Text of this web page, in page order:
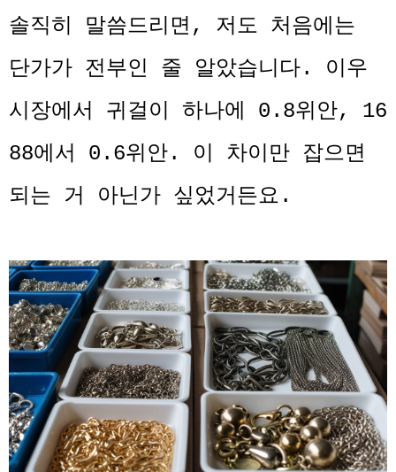
솔직히 말씀드리면, 저도 처음에는
단가가 전부인 줄 알았습니다. 이우
시장에서 귀걸이 하나에 0.8위안, 16
88에서 0.6위안. 이 차이만 잡으면
되는 거 아닌가 싶었거든요.